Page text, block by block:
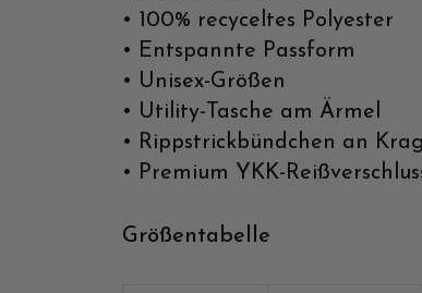
• 100% recyceltes Polyester
• Entspannte Passform
• Unisex-Größen
• Utility-Tasche am Ärmel
• Rippstrickbündchen an
• Premium YKK-
Größentabelle